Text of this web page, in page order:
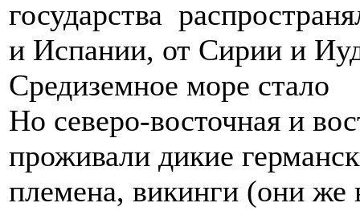
государства
и Испании, от Сирии и
Средиземное море
Но северо-восточная и
проживали дикие
племена, викинги (они